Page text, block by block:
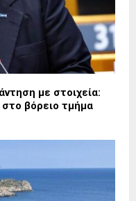
με στοιχεία:
βόρειο τμήμα